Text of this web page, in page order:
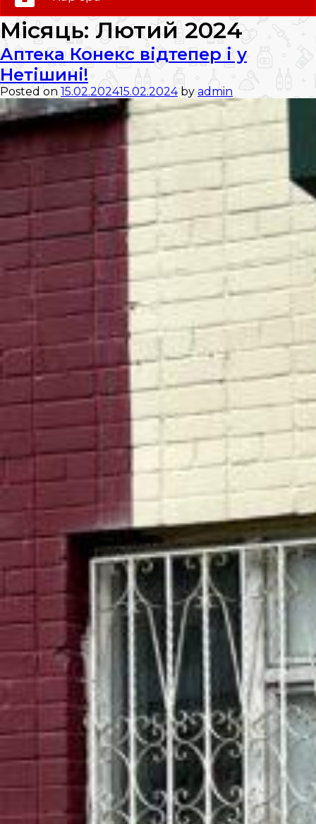
Слідкуй за нами:
Місяць: Лютий 2024
Аптека Конекс відтепер і у
Нетішині!
Posted on 15.02.202415.02.2024by admin